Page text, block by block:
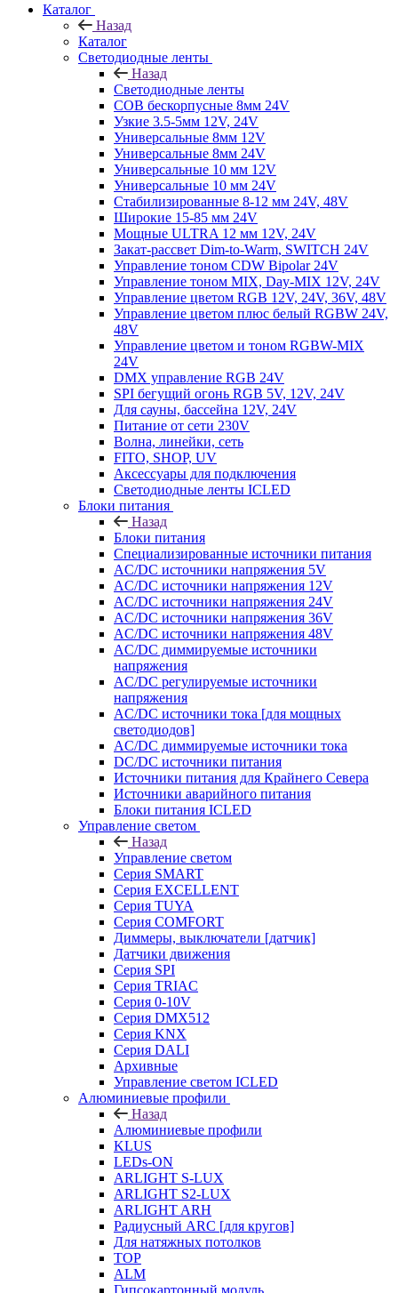
Каталог
Назад
Каталог
Светодиодные ленты
Назад
Светодиодные ленты
COB бескорпусные 8мм 24V
Узкие 3.5-5мм 12V, 24V
Универсальные 8мм 12V
Универсальные 8мм 24V
Универсальные 10 мм 12V
Универсальные 10 мм 24V
Стабилизированные 8-12 мм 24V, 48V
Широкие 15-85 мм 24V
Мощные ULTRA 12 мм 12V, 24V
Закат-рассвет Dim-to-Warm, SWITCH 24V
Управление тоном CDW Bipolar 24V
Управление тоном MIX, Day-MIX 12V, 24V
Управление цветом RGB 12V, 24V, 36V, 48V
Управление цветом плюс белый RGBW 24V,
48V
Управление цветом и тоном RGBW-MIX
24V
DMX управление RGB 24V
SPI бегущий огонь RGB 5V, 12V, 24V
Для сауны, бассейна 12V, 24V
Питание от сети 230V
Волна, линейки, сеть
FITO, SHOP, UV
Аксессуары для подключения
Светодиодные ленты ICLED
Блоки питания
Назад
Блоки питания
Специализированные источники питания
AC/DC источники напряжения 5V
AC/DC источники напряжения 12V
AC/DC источники напряжения 24V
AC/DC источники напряжения 36V
AC/DC источники напряжения 48V
AC/DC диммируемые источники
напряжения
AC/DC регулируемые источники
напряжения
AC/DC источники тока [для мощных
светодиодов]
AC/DC диммируемые источники тока
DC/DC источники питания
Источники питания для Крайнего Севера
Источники аварийного питания
Блоки питания ICLED
Управление светом
Назад
Управление светом
Серия SMART
Серия EXCELLENT
Серия TUYA
Серия COMFORT
Диммеры, выключатели [датчик]
Датчики движения
Серия SPI
Серия TRIAC
Серия 0-10V
Серия DMX512
Серия KNX
Серия DALI
Архивные
Управление светом ICLED
Алюминиевые профили
Назад
Алюминиевые профили
KLUS
LEDs-ON
ARLIGHT S-LUX
ARLIGHT S2-LUX
ARLIGHT ARH
Радиусный ARC [для кругов]
Для натяжных потолков
TOP
ALM
Гипсокартонный модуль